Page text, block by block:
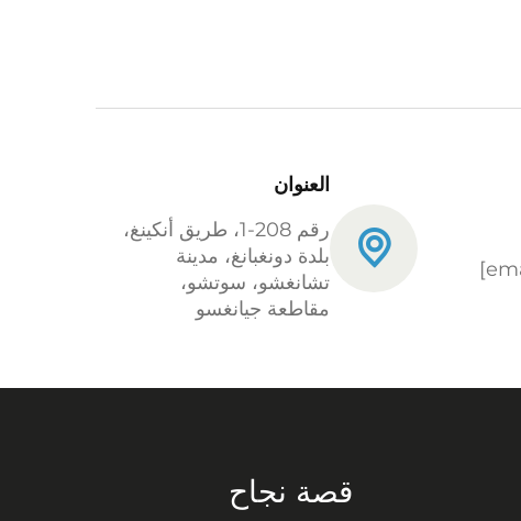
العنوان
رقم 208-1، طريق أنكينغ،
بلدة دونغبانغ، مدينة
تشانغشو، سوتشو،
مقاطعة جيانغسو
قصة نجاح